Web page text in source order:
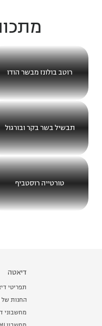
רוטב בולונז מבשר הודו
תבשיל בשר בקר ובורגול
טורטייה רוסטביף
דיאטה
תפריטי
החנות של
מחשבוני